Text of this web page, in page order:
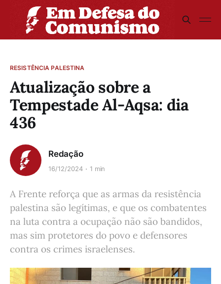
RESISTÊNCIA PALESTINA
Atualização sobre a
Tempestade Al-Aqsa: dia
436
Redação
16/12/2024 1 min
A Frente reforça que as armas da resistência
palestina são legítimas, e que os combatentes
na luta contra a ocupação não são bandidos,
mas sim protetores do povo e defensores
contra os crimes israelenses.